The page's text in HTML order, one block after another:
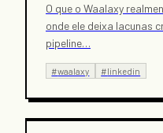
O que o Waalaxy
onde ele deixa lacunas
pipeline…
#waalaxy #linkedin